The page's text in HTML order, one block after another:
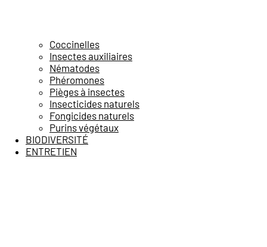
Coccinelles
Insectes auxiliaires
Nématodes
Phéromones
Pièges à insectes
Insecticides naturels
Fongicides naturels
Purins végétaux
BIODIVERSITÉ
ENTRETIEN